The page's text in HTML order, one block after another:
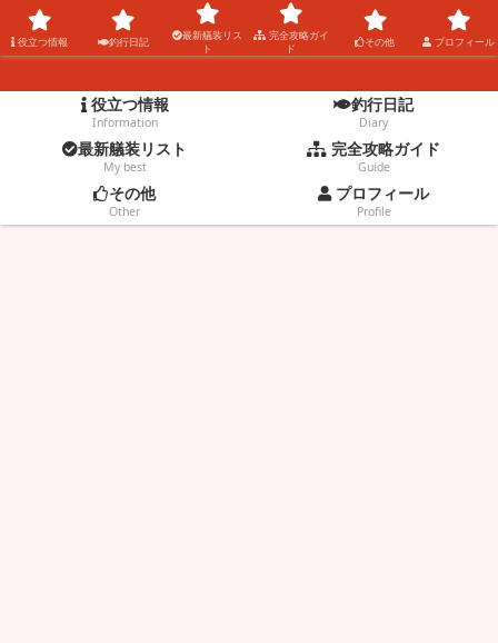
コウタの釣りblog。
役立つ情報
Information
釣行日記
Diary
最新艤装リスト
My best
完全攻略ガイド
Guide
その他
Other
プロフィール
Profile
役立つ情報 釣行日記
最新艤装リス
ト
完全攻略ガイ
ド
その他 プロフィール